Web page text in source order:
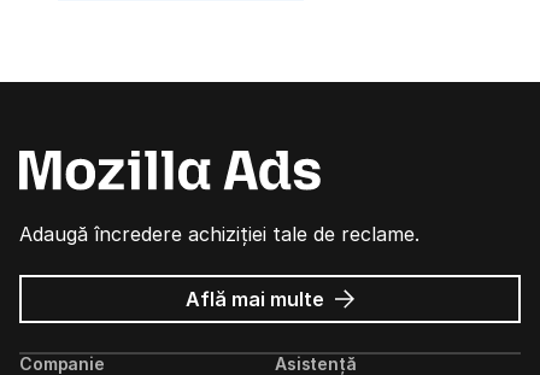
Adaugă încredere achiziției tale de reclame.
Află mai multe despre
Reclame
Mozilla
Companie Asistență